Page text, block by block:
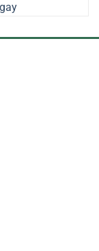
45.310.000₫.